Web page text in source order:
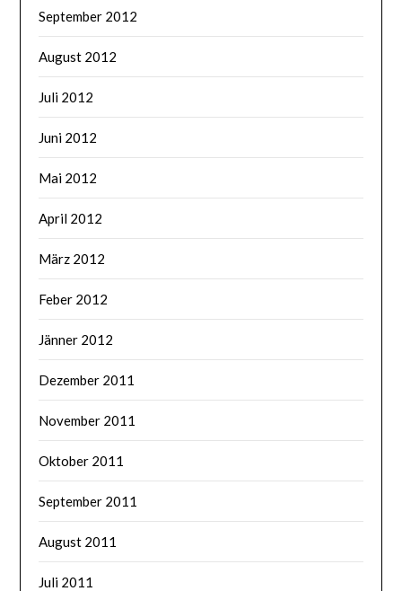
September 2012
August 2012
Juli 2012
Juni 2012
Mai 2012
April 2012
März 2012
Feber 2012
Jänner 2012
Dezember 2011
November 2011
Oktober 2011
September 2011
August 2011
Juli 2011